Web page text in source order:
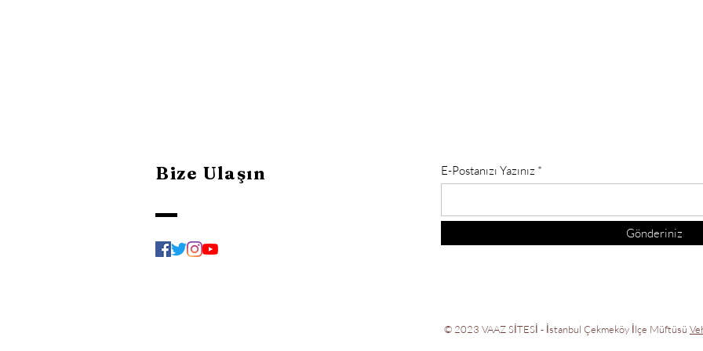
Bize Ulaşın E-Postanızı Yazınız
Gönderiniz
© 2023 VAAZ SİTESİ - İstanbul Çekmeköy İlçe Müftüsü